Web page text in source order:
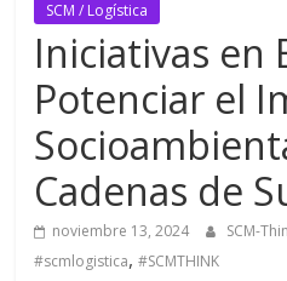
SCM / Logística
Iniciativas en
Potenciar el
Cadenas de
noviembre 13, 2024 SCM-
#scmlogistica,#SCMTHINK